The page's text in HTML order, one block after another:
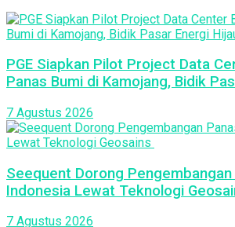
PGE Siapkan Pilot Project Data
Panas Bumi di Kamojang, Bidik
7 Agustus 2026
Seequent Dorong Pengembangan
Indonesia Lewat Teknologi
7 Agustus 2026